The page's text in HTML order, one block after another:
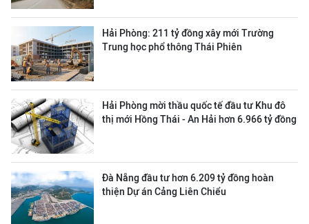
Hải Phòng: 211 tỷ đồng xây mới Trường
Trung học phổ thông Thái Phiên
Hải Phòng mời thầu quốc tế đầu tư Khu đô
thị mới Hồng Thái - An Hải hơn 6.966 tỷ đồng
Đà Nẵng đầu tư hơn 6.209 tỷ đồng hoàn
thiện Dự án Cảng Liên Chiểu